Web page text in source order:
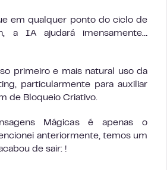
em qualquer ponto do ciclo de
a IA ajudará imensamente…
primeiro e mais natural uso da
particularmente para auxiliar
de Bloqueio Criativo.
Mágicas é apenas o
anteriormente, temos um
de sair: !